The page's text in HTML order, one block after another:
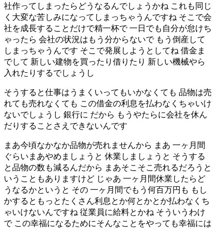
社作ってしまったらどうなるんでしょうかね これも同じ
く大変な苦しみになってしまっちゃうんですね そこで会
社を成長することだけで精一杯で 一日でも自分が怠けち
ゃったら 会社の状況はもう分からないで もう倒産して
しまっちゃうんです そこで発展しようとしてね 借金ま
でして 新しい建物を買ったり借りたり 新しい機械やら
入れたりするでしょうし
そうすると仕事はうまくいってもいかなくても 品物は売
れても売れなくても この借金の利息を払わなくちゃいけ
ないでしょうし 銀行に だから もうやたらに会社を休ん
だりすることさえできないんです
まあ今頃なかなか品物が売れませんから まあ 一ヶ月間
ぐらいまあやめましょうと 休業しましょうと そうする
と品物の数も減るんだから まあそこそこ売れるだろうと
いうこともありますけど じゃあ 一ヶ月間休業したらど
うなるかというと その 一ヶ月間でもう何百万円も もし
かするともっとたくさん利息とか何とかとか払わなくち
ゃいけないんですね 従業員に給料とかね そういうわけ
で この幸福になるためにそんなことをやっても幸福には